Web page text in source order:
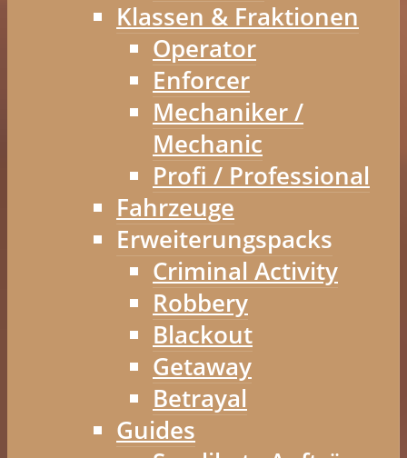
Klassen & Fraktionen
Operator
Enforcer
Mechaniker /
Mechanic
Profi / Professional
Fahrzeuge
Erweiterungspacks
Criminal Activity
Robbery
Blackout
Getaway
Betrayal
Guides